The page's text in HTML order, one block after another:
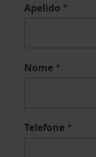
Apelido
Nome
Telefone